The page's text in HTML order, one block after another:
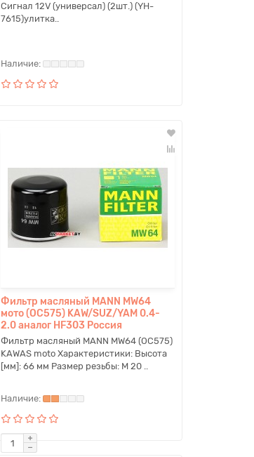
Сигнал 12V (универсал) (2шт.) (YH-
7615)улитка..
Фильтр масляный MANN MW64
мото (OC575) KAW/SUZ/YAM 0.4-
2.0 аналог HF303 Россия
Фильтр масляный MANN MW64 (OC575)
KAWAS moto Характеристики: Высота
[мм]: 66 мм Размер резьбы: M 20 ..